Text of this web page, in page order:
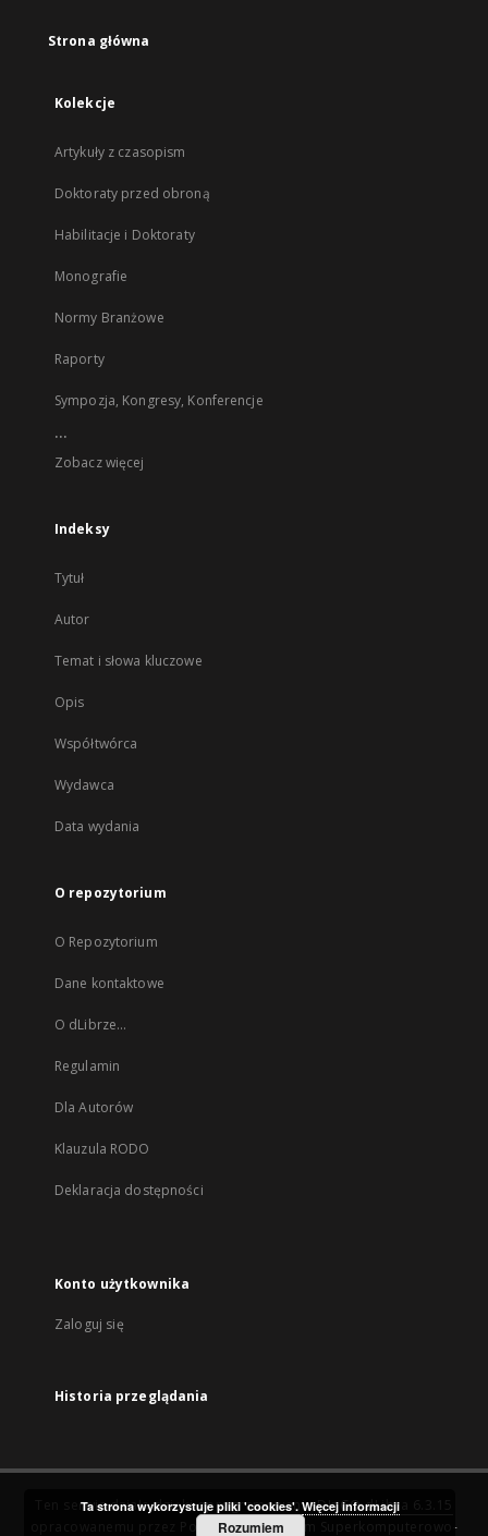
Strona główna
Kolekcje
Artykuły z czasopism
Doktoraty przed obroną
Habilitacje i Doktoraty
Monografie
Normy Branżowe
Raporty
Sympozja, Kongresy, Konferencje
...
Zobacz więcej
Indeksy
Tytuł
Autor
Temat i słowa kluczowe
Opis
Współtwórca
Wydawca
Data wydania
O repozytorium
O Repozytorium
Dane kontaktowe
O dLibrze...
Regulamin
Dla Autorów
Klauzula RODO
Deklaracja dostępności
Konto użytkownika
Zaloguj się
Historia przeglądania
Ten serwis działa dzięki oprogramowaniuDInGO dLibra 6.3.15
Poznańskie Centrum Superkomputerowo-
Ta strona wykorzystuje pliki 'cookies'. Więcej informacji
Rozumiem